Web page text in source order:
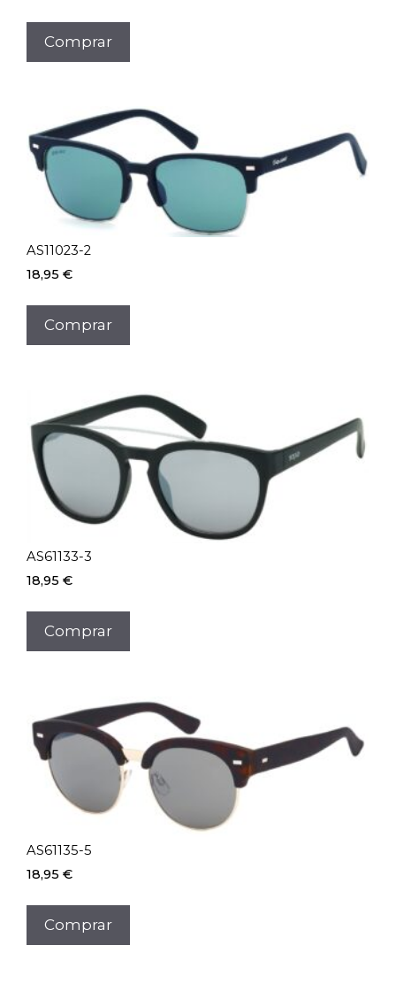
Comprar
AS11023-2
18,95 €
Comprar
AS61133-3
18,95 €
Comprar
AS61135-5
18,95 €
Comprar